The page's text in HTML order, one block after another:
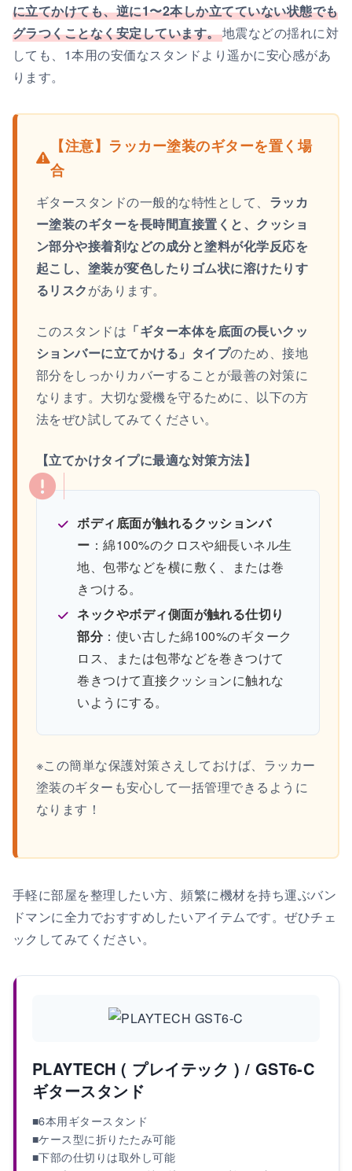
に立てかけても、逆に1〜2本しか立てていない状態でも
グラつくことなく安定しています。地震などの揺れに対
しても、1本用の安価なスタンドより遥かに安心感があ
ります。
【注意】ラッカー塗装のギターを置く場
合
ギタースタンドの一般的な特性として、 ラッカ
ー塗装のギターを長時間直接置くと、クッショ
ン部分や接着剤などの成分と塗料が化学反応を
起こし、塗装が変色したりゴム状に溶けたりす
るリスクがあります。
このスタンドは 「ギター本体を底面の長いクッ
ションバーに立てかける」タイプのため、接地
部分をしっかりカバーすることが最善の対策に
なります。大切な愛機を守るために、以下の方
法をぜひ試してみてください。
【立てかけタイプに最適な対策方法】
ボディ底面が触れるクッションバ
ー ：綿100%のクロスや細長いネル生
地、包帯などを横に敷く、または巻
きつける。
ネックやボディ側面が触れる仕切り
部分：使い古した綿100%のギターク
ロス、または包帯などを巻きつけて
巻きつけて直接クッションに触れな
いようにする。
※この簡単な保護対策さえしておけば、ラッカー
塗装のギターも安心して一括管理できるように
なります！
手軽に部屋を整理したい方、頻繁に機材を持ち運ぶバン
ドマンに全力でおすすめしたいアイテムです。ぜひチェ
ックしてみてください。
PLAYTECH ( プレイテック ) / GST6-C
ギタースタンド
■6本用ギタースタンド
■ケース型に折りたたみ可能
■下部の仕切りは取外し可能